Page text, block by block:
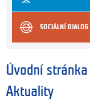
SOCIÁLNÍ DIALOG
Úvodní stránka
Aktuality